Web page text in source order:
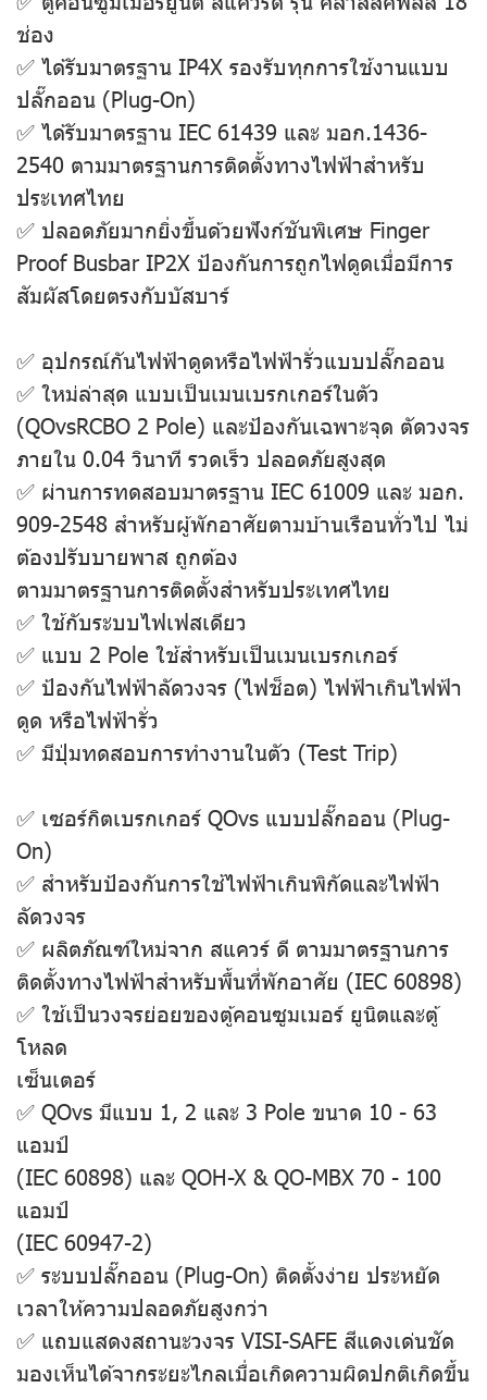
ช่อง
✅ ได้รับมาตรฐาน IP4X รองรับทุกการใช้งานแบบ
ปลั๊กออน (Plug-On)
✅ ได้รับมาตรฐาน IEC 61439 และ มอก.1436-
2540 ตามมาตรฐานการติดตั้งทางไฟฟ้าสําหรับ
ประเทศไทย
✅ ปลอดภัยมากยิ่งขึ้นด้วยฟังก์ชันพิเศษ Finger
Proof Busbar IP2X ป้องกันการถูกไฟดูดเมื่อมีการ
สัมผัสโดยตรงกับบัสบาร์
✅ อุปกรณ์กันไฟฟ้าดูดหรือไฟฟ้ารั่วแบบปลั๊กออน
✅ ใหม่ล่าสุด แบบเป็นเมนเบรกเกอร์ในตัว
(QOvsRCBO 2 Pole) และป้องกันเฉพาะจุด ตัดวงจร
ภายใน 0.04 วินาที รวดเร็ว ปลอดภัยสูงสุด
✅ ผ่านการทดสอบมาตรฐาน IEC 61009 และ มอก.
909-2548 สําหรับผู้พักอาศัยตามบ้านเรือนทั่วไป ไม่
ต้องปรับบายพาส ถูกต้อง
ตามมาตรฐานการติดตั้งสําหรับประเทศไทย
✅ ใช้กับระบบไฟเฟสเดียว
✅ แบบ 2 Pole ใช้สําหรับเป็นเมนเบรกเกอร์
✅ ป้องกันไฟฟ้าลัดวงจร (ไฟช็อต) ไฟฟ้าเกินไฟฟ้า
ดูด หรือไฟฟ้ารั่ว
✅ มีปุ่มทดสอบการทํางานในตัว (Test Trip)
✅ เซอร์กิตเบรกเกอร์ QOvs แบบปลั๊กออน (Plug-
On)
✅ สําหรับป้องกันการใช้ไฟฟ้าเกินพิกัดและไฟฟ้า
ลัดวงจร
✅ ผลิตภัณฑ์ใหม่จาก สแควร์ ดี ตามมาตรฐานการ
ติดตั้งทางไฟฟ้าสําหรับพื้นที่พักอาศัย (IEC 60898)
✅ ใช้เป็นวงจรย่อยของตู้คอนซูมเมอร์ ยูนิตและตู้
โหลด
เซ็นเตอร์
✅ QOvs มีแบบ 1, 2 และ 3 Pole ขนาด 10 - 63
แอมป์
(IEC 60898) และ QOH-X & QO-MBX 70 - 100
แอมป์
(IEC 60947-2)
✅ ระบบปลั๊กออน (Plug-On) ติดตั้งง่าย ประหยัด
เวลาให้ความปลอดภัยสูงกว่า
✅ แถบแสดงสถานะวงจร VISI-SAFE สีแดงเด่นชัด
มองเห็นได้จากระยะไกลเมื่อเกิดความผิดปกติเกิดขึ้น